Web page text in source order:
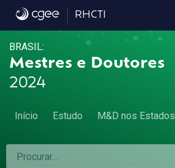
Dados RHCTI
BRASIL:
Mestres e Doutores
2024
Início Estudo M&D nos Estados